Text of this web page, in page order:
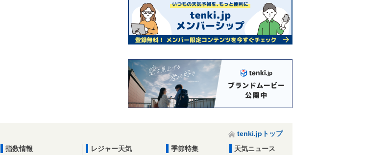
tenki.jpトップ
指数情報
レジャー天気
季節特集
天気ニュース